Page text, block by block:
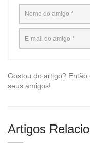
Gostou do artigo?
seus amigos!
Artigos